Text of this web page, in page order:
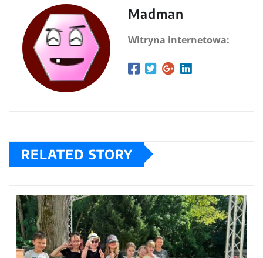
Madman
Witryna internetowa:
RELATED STORY